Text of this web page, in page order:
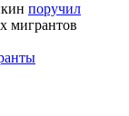
поручил
мигрантов